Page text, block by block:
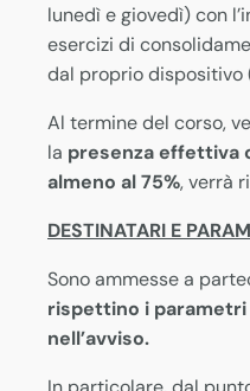
lunedì e giovedì) con
esercizi di
dal proprio dispositivo
Al termine del corso,
la presenza effettiva
almeno al 75%, verrà
DESTINATARI E
Sono ammesse a
rispettino i
nell’avviso.